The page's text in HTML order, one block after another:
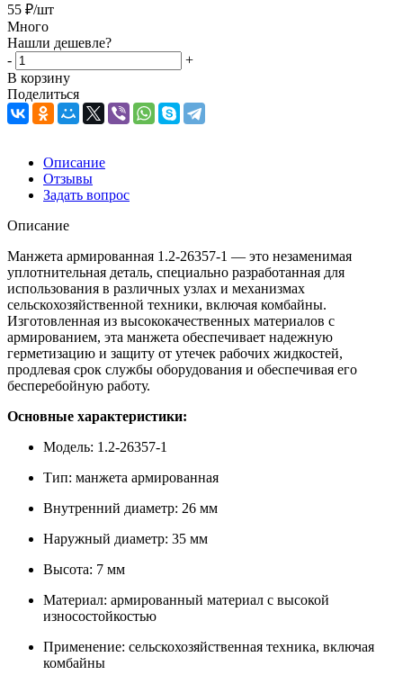
55 ₽/шт
Много
Нашли дешевле?
-
+
В корзину
Поделиться
Описание
Отзывы
Задать вопрос
Описание
Манжета армированная 1.2-26357-1 — это незаменимая
уплотнительная деталь, специально разработанная для
использования в различных узлах и механизмах
сельскохозяйственной техники, включая комбайны.
Изготовленная из высококачественных материалов с
армированием, эта манжета обеспечивает надежную
герметизацию и защиту от утечек рабочих жидкостей,
продлевая срок службы оборудования и обеспечивая его
бесперебойную работу.
Основные характеристики:
Модель: 1.2-26357-1
Тип: манжета армированная
Внутренний диаметр: 26 мм
Наружный диаметр: 35 мм
Высота: 7 мм
Материал: армированный материал с высокой
износостойкостью
Применение: сельскохозяйственная техника, включая
комбайны